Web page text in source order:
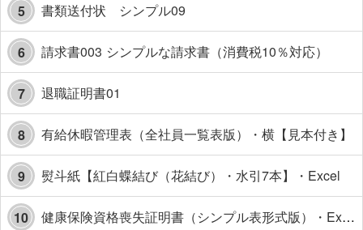
5 書類送付状 シンプル09
6 請求書003 シンプルな請求書（消費税10％対応）
7 退職証明書01
8 有給休暇管理表（全社員一覧表版）・横【見本付き】
9 熨斗紙【紅白蝶結び（花結び）・水引7本】・Excel
10 健康保険資格喪失証明書（シンプル表形式版）・Excel【見本付き】